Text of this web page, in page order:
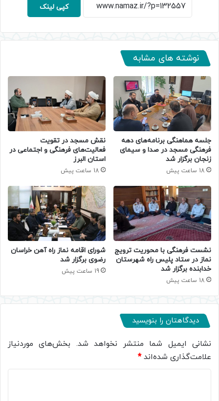
کپی لینک
نوشته های مشابه
جلسه هماهنگی برنامه‌های دهه
فرهنگی مسجد در صدا و سیمای
زنجان برگزار شد
18 ساعت پیش
نقش مسجد در تقویت
فعالیت‌های فرهنگی و اجتماعی در
استان البرز
18 ساعت پیش
نشست فرهنگی با محوریت ترویج
نماز در ستاد پلیس راه شهرستان
خدابنده برگزار شد
18 ساعت پیش
شورای اقامه نماز راه آهن خراسان
رضوی برگزار شد
19 ساعت پیش
دیدگاهتان را بنویسید
نشانی ایمیل شما منتشر نخواهد شد. بخش‌های موردنیاز
علامت‌گذاری شده‌اند*